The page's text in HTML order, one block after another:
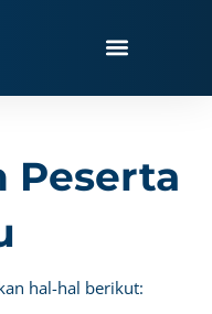
Peserta
hal-hal berikut: